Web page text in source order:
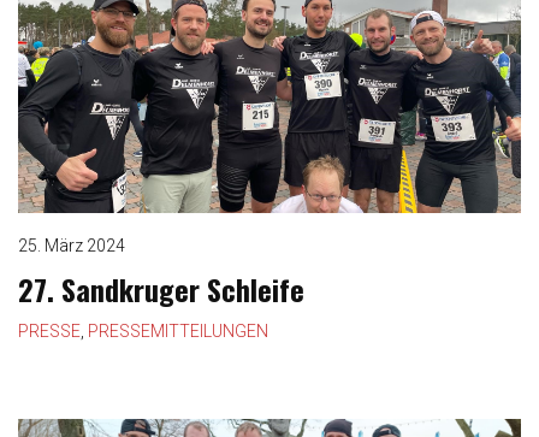
25. März 2024
27. Sandkruger Schleife
PRESSE PRESSEMITTEILUNGEN